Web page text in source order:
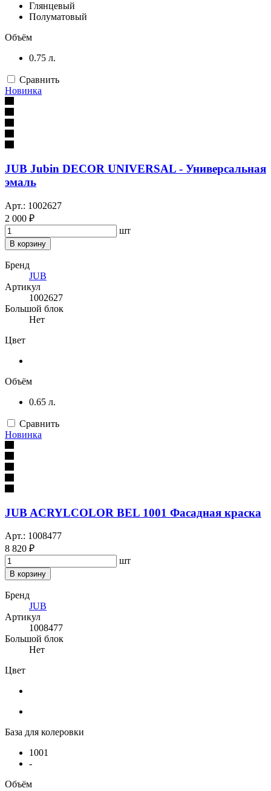
Глянцевый
Полуматовый
Объём
0.75 л.
Сравнить
Новинка
JUB Jubin DECOR UNIVERSAL - Универсальная
эмаль
Арт.: 1002627
2 000 ₽
шт
В корзину
Бренд
JUB
Артикул
1002627
Большой блок
Нет
Цвет
Объём
0.65 л.
Сравнить
Новинка
JUB ACRYLCOLOR BEL 1001 Фасадная краска
Арт.: 1008477
8 820 ₽
шт
В корзину
Бренд
JUB
Артикул
1008477
Большой блок
Нет
Цвет
База для колеровки
1001
-
Объём